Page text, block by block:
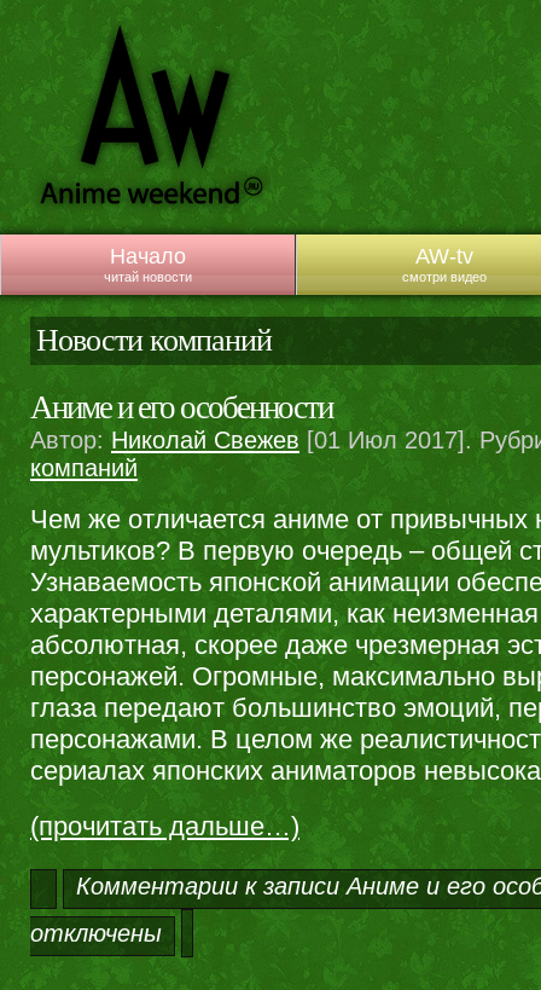
Начало
читай новости
AW-tv
смотри видео
Новости компаний
Аниме и его особенности
Автор: Николай Свежев [01 Июл 2017].
компаний
Чем же отличается аниме от привычных
мультиков? В первую очередь – общей
Узнаваемость японской анимации
характерными деталями, как
абсолютная, скорее даже чрезмерная
персонажей. Огромные, максимально
глаза передают большинство эмоций,
персонажами. В целом же
сериалах японских аниматоров
(прочитать дальше…)
Комментарии к записи Аниме и его
отключены